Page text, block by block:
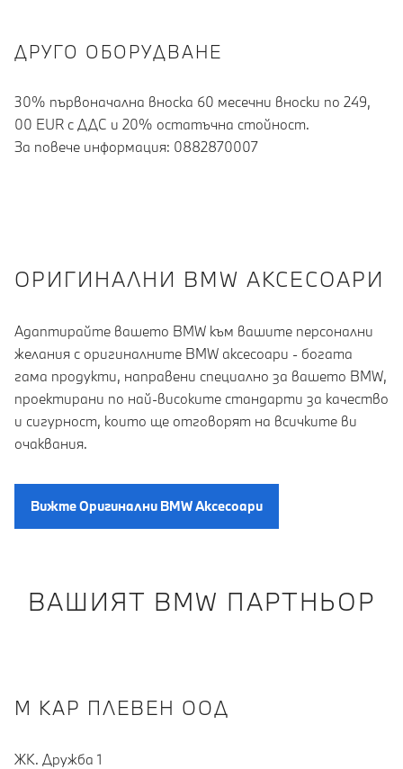
ДРУГО ОБОРУДВАНЕ
30% първоначална вноска 60 месечни вноски по 249,
00 EUR с ДДС и 20% остатъчна стойност.
За повече информация: 0882870007
OРИГИНАЛНИ BMW АКСЕСОАРИ
Адаптирайте вашето BMW към вашите персонални
желания с оригиналните BMW аксесоари - богата
гама продукти, направени специално за вашето BMW,
проектирани по най-високите стандарти за качество
и сигурност, които ще отговорят на всичките ви
очаквания.
Вижте Oригинални BMW Aксесоари
ВАШИЯТ BMW ПАРТНЬОР
М КАР ПЛЕВЕН ООД
ЖК. Дружба 1